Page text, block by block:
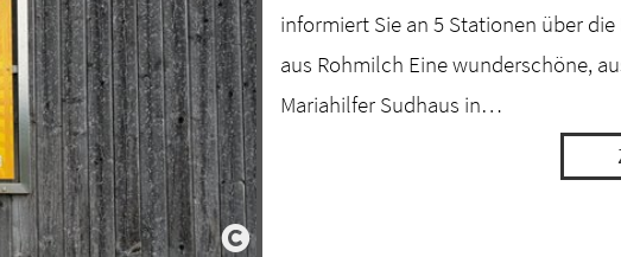
informiert Sie an 5 Stationen über
aus Rohmilch Eine wunderschöne,
Mariahilfer Sudhaus in…